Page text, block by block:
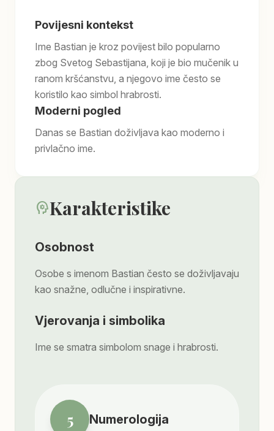
Povijesni kontekst
Ime Bastian je kroz povijest bilo popularno
zbog Svetog Sebastijana, koji je bio mučenik u
ranom kršćanstvu, a njegovo ime često se
koristilo kao simbol hrabrosti.
Moderni pogled
Danas se Bastian doživljava kao moderno i
privlačno ime.
psychologyKarakteristike
Osobnost
Osobe s imenom Bastian često se doživljavaju
kao snažne, odlučne i inspirativne.
Vjerovanja i simbolika
Ime se smatra simbolom snage i hrabrosti.
5 Numerologija